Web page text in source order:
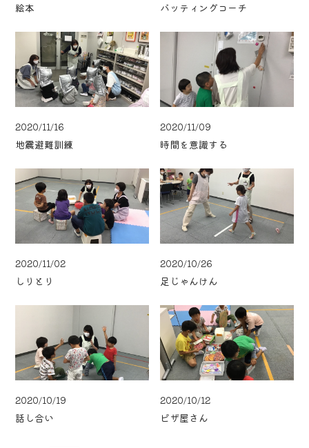
絵本 バッティングコーチ
地震避難訓練
2020/11/16
時間を意識する
2020/11/09
しりとり
2020/11/02
足じゃんけん
2020/10/26
話し合い
2020/10/19
ピザ屋さん
2020/10/12